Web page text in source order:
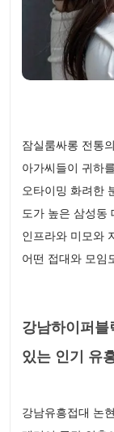
잠실룸싸롱 전통
아가씨들이 귀하
오타이밍 화려한
도가 높은 삼성동
인프라와 미모와
어떤 접대와 모임
강남하이퍼
있는 인기 유
강남유흥접대 논